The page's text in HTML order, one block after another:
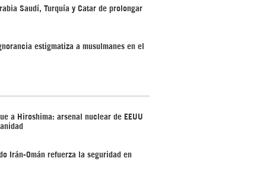
Saudí, Turquía y Catar de prolongar
estigmatiza a musulmanes en el
a Hiroshima: arsenal nuclear de EEUU
Irán-Omán refuerza la seguridad en